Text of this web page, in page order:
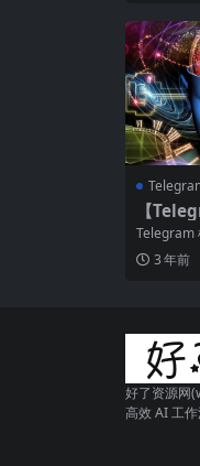
【
信息查
Telegram
rketCap
3 年前
好了资源网
高效 AI 工